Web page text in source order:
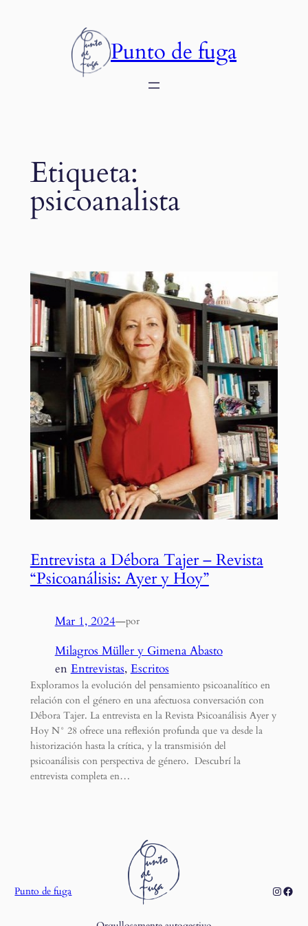
Punto de fuga
Etiqueta:
psicoanalista
Entrevista a Débora Tajer – Revista
“Psicoanálisis: Ayer y Hoy”
Mar 1, 2024—por
Milagros Müller y Gimena Abasto
en Entrevistas, Escritos
Exploramos la evolución del pensamiento psicoanalítico en
relación con el género en una afectuosa conversación con
Débora Tajer. La entrevista en la Revista Psicoanálisis Ayer y
Hoy N° 28 ofrece una reflexión profunda que va desde la
historización hasta la crítica, y la transmisión del
psicoanálisis con perspectiva de género. Descubrí la
entrevista completa en…
Punto de fuga